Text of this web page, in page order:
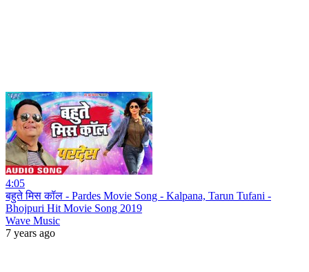
4:05
बहुते मिस कॉल - Pardes Movie Song - Kalpana, Tarun Tufani -
Bhojpuri Hit Movie Song 2019
Wave Music
7 years ago